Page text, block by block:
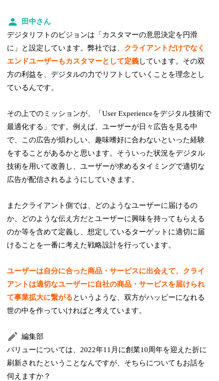
田中さん
デジタリフトのビジョンは「カスタマーの意思決定を円滑
に」と設定しています。弊社では、 クライアントだけでなく
エンドユーザーもカスタマーとして定義しています。その双
方の利益を、デジタルの力でリフトしていくことを理念とし
ているんです。
その上でのミッションが、「User Experienceをデジタル技術で
最適化する」です。例えば、ユーザーが日々広告を見る中
で、この広告が煩わしい、趣味嗜好に合わないといった経験
をすることがあるかと思います。そういった状況をデジタル
技術を用いて改善し、ユーザーが求めるタイミングで適切な
広告が配信されるようにしていきます。
またクライアント側では、どのようなユーザーに届けるの
か、どのような伝え方だとユーザーに興味を持ってもらえる
のか等を含めて定義し、想定しているターゲットに適切に届
けることを一番に考えた戦略設計を行っています。
ユーザーは自分に合った商品・サービスに出会えて、クライ
アントは適切なユーザーに自社の商品・サービスを届けられ
て事業拡大に繋がるというような、双方がハッピーになれる
世の中を作っていければと考えています。
編集部
バリューについては、2022年11月に創業10周年を迎えた折に
刷新されたということなんですが、そちらについてもお話を
伺えますか？